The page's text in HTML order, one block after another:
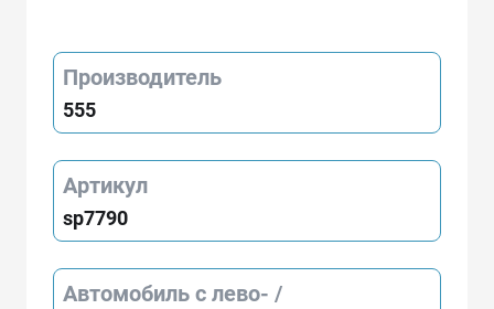
Производитель
555
Артикул
sp7790
Автомобиль с лево- /